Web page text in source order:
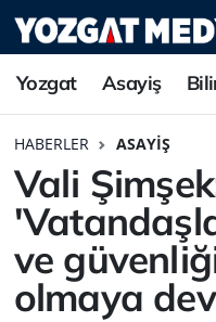
Yozgat Asayiş
HABERLER ASAYIŞ
Vali
ve
olmaya